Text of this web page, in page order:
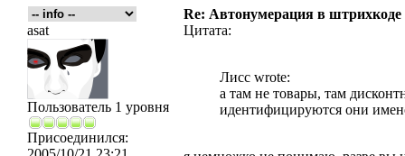
Re: Автонумерация в штрихкоде
asat
Пользователь 1 уровня
Присоединился:
Цитата:
Лисс wrote:
а там не товары, там
идентифицируются они